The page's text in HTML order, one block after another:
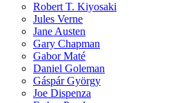
Robert T. Kiyosaki
Jules Verne
Jane Austen
Gary Chapman
Gabor Maté
Daniel Goleman
Gáspár György
Joe Dispenza